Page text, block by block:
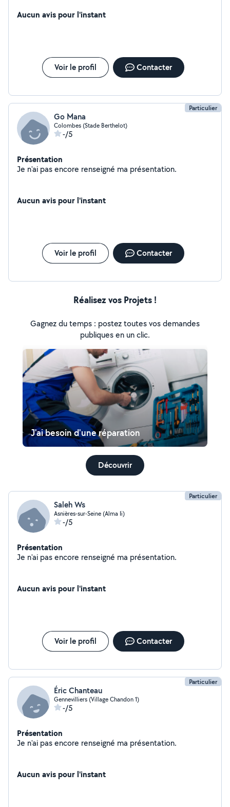
serez pas facturé et le but est de réduire au maximum
Aucun avis pour l'instant
Voir le profil Contacter
Particulier
Go Mana
Colombes (Stade Berthelot)
-/5
Présentation
Je n'ai pas encore renseigné ma présentation.
Aucun avis pour l'instant
Voir le profil Contacter
Réalisez vos Projets !
Gagnez du temps : postez toutes vos demandes
publiques en un clic.
J'ai besoin d'une réparation
Découvrir
Particulier
Saleh Ws
Asnières-sur-Seine (Alma Ii)
-/5
Présentation
Je n'ai pas encore renseigné ma présentation.
Aucun avis pour l'instant
Voir le profil Contacter
Particulier
Éric Chanteau
Gennevilliers (Village Chandon 1)
-/5
Présentation
Je n'ai pas encore renseigné ma présentation.
Aucun avis pour l'instant